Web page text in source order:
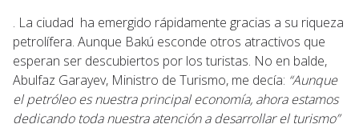
. La ciudad ha emergido rápidamente gracias a su riqueza
petrolífera. Aunque Bakú esconde otros atractivos que
esperan ser descubiertos por los turistas. No en balde,
Abulfaz Garayev, Ministro de Turismo, me decía: “Aunque
el petróleo es nuestra principal economía, ahora estamos
dedicando toda nuestra atención a desarrollar el turismo”